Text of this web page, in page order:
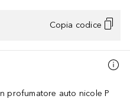
Copia codice
profumatore auto nicole P